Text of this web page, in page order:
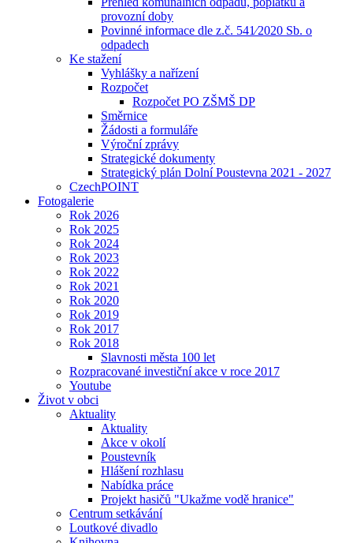
provozní doby
Povinné informace dle z.č. 541⁄2020 Sb. o
odpadech
Ke stažení
Vyhlášky a nařízení
Rozpočet
Rozpočet PO ZŠMŠ DP
Směrnice
Žádosti a formuláře
Výroční zprávy
Strategické dokumenty
Strategický plán Dolní Poustevna 2021 - 2027
CzechPOINT
Fotogalerie
Rok 2026
Rok 2025
Rok 2024
Rok 2023
Rok 2022
Rok 2021
Rok 2020
Rok 2019
Rok 2017
Rok 2018
Slavnosti města 100 let
Rozpracované investiční akce v roce 2017
Youtube
Život v obci
Aktuality
Aktuality
Akce v okolí
Poustevník
Hlášení rozhlasu
Nabídka práce
Projekt hasičů "Ukažme vodě hranice"
Centrum setkávání
Loutkové divadlo